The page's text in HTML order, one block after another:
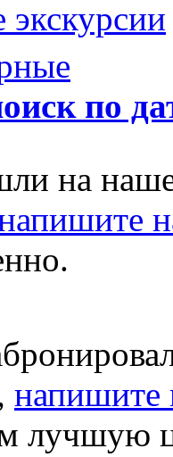
по
на
напишите
лучшую